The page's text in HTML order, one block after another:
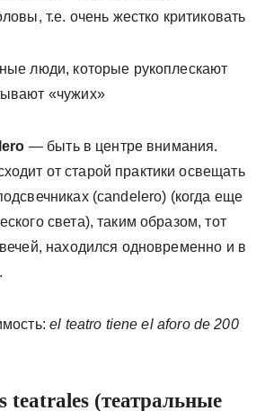
т.е. очень жестко критиковать
люди, которые рукоплескают
«чужих»
— быть в центре внимания.
от старой практики освещать
(candelero) (когда еще
света), таким образом, тот
находился одновременно и в
el teatro tiene el aforo de 200
teatrales (театральные